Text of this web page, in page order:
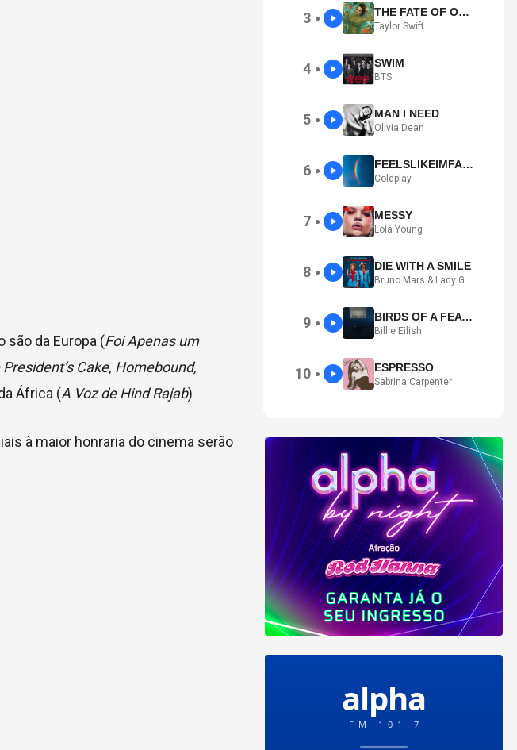
são da Europa (Foi Apenas um
President’s Cake, Homebound,
África (A Voz de Hind Rajab)
à maior honraria do cinema serão
3 ● THE FATE OF OPHELIA
Taylor Swift
4 ● SWIM
BTS
5 ● MAN I NEED
Olivia Dean
6 ● FEELSLIKEIMFALLINGINLOVE
Coldplay
7 ● MESSY
Lola Young
8 ● DIE WITH A SMILE
Bruno Mars & Lady Gaga
9 ● BIRDS OF A FEATHER
Billie Eilish
10 ● ESPRESSO
Sabrina Carpenter